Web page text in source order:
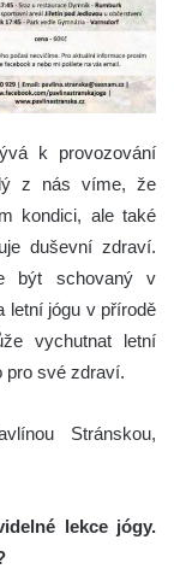
k provozování
z nás víme, že
kondici, ale také
duševní zdraví.
být schovaný v
letní jógu v přírodě
vychutnat letní
pro své zdraví.
Stránskou,
lekce jógy.